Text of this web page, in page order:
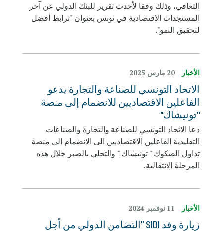
التعافي، وذلك وفقا لأحدث تقرير للبنك الدولي عن آخر
المستجدات الاقتصادية في تونس بعنوان "ترابط أفضل
لتحقيق النمو".
الأخبار 20 مارس 2025
الاتحاد التونسي للصناعة والتجارة يدعو
الفاعلين الاقتصاديين للانضمام إلى منصة
"تونيشاك"
دعا الاتحاد التونسي للصناعة والتجارة والصناعات
التقليدية الفاعلين الاقتصاديين الى الانضمام الى منصة
تداول الصكوك " تونيشاك " والتحلي بالصبر خلال هذه
المرحلة الانتقالية.
الأخبار 11 نوفمبر 2024
زيارة وفد SIDI "التضامن الدولي من أجل